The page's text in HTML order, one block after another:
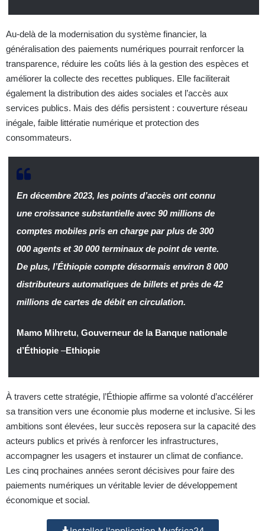
Au-delà de la modernisation du système financier, la
généralisation des paiements numériques pourrait renforcer la
transparence, réduire les coûts liés à la gestion des espèces et
améliorer la collecte des recettes publiques. Elle faciliterait
également la distribution des aides sociales et l’accès aux
services publics. Mais des défis persistent : couverture réseau
inégale, faible littératie numérique et protection des
consommateurs.
En décembre 2023, les points d’accès ont connu
une croissance substantielle avec 90 millions de
comptes mobiles pris en charge par plus de 300
000 agents et 30 000 terminaux de point de vente.
De plus, l’Éthiopie compte désormais environ 8 000
distributeurs automatiques de billets et près de 42
millions de cartes de débit en circulation.
Mamo Mihretu, Gouverneur de la Banque nationale
d’Éthiopie–Ethiopie
À travers cette stratégie, l’Éthiopie affirme sa volonté d’accélérer
sa transition vers une économie plus moderne et inclusive. Si les
ambitions sont élevées, leur succès reposera sur la capacité des
acteurs publics et privés à renforcer les infrastructures,
accompagner les usagers et instaurer un climat de confiance.
Les cinq prochaines années seront décisives pour faire des
paiements numériques un véritable levier de développement
économique et social.